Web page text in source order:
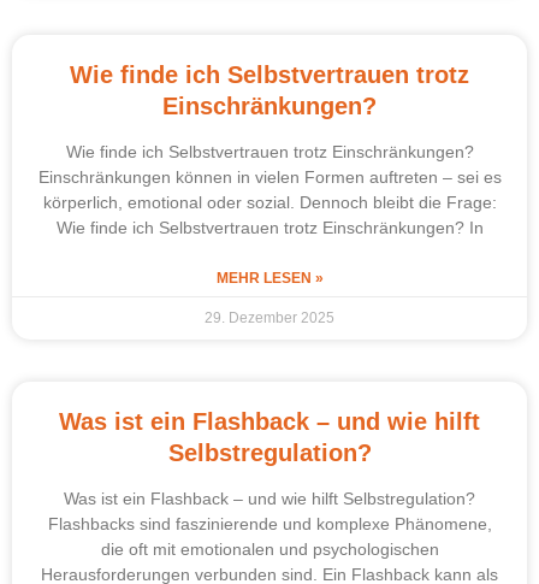
Wie finde ich Selbstvertrauen trotz
Einschränkungen?
Wie finde ich Selbstvertrauen trotz Einschränkungen?
Einschränkungen können in vielen Formen auftreten – sei es
körperlich, emotional oder sozial. Dennoch bleibt die Frage:
Wie finde ich Selbstvertrauen trotz Einschränkungen? In
MEHR LESEN »
29. Dezember 2025
Was ist ein Flashback – und wie hilft
Selbstregulation?
Was ist ein Flashback – und wie hilft Selbstregulation?
Flashbacks sind faszinierende und komplexe Phänomene,
die oft mit emotionalen und psychologischen
Herausforderungen verbunden sind. Ein Flashback kann als